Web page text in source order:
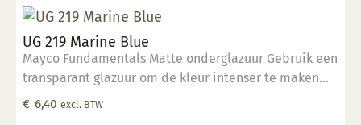
UG 219 Marine Blue
Mayco Fundamentals Matte onderglazuur Gebruik een
transparant glazuur om de kleur intenser te maken
Geschikt voor gebruiksgoed mits er een transparant
€ 6,40 excl. BTW